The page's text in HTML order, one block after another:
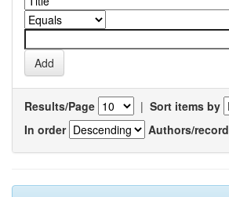
Results/Page | Sort items by
In order
Authors/record